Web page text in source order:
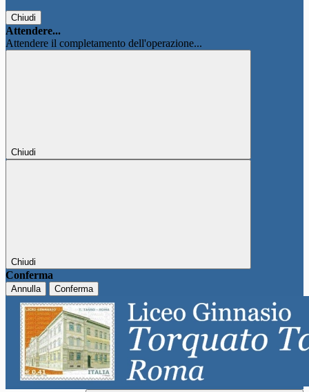
Chiudi
Attendere...
Attendere il completamento dell'operazione...
Chiudi
Chiudi
Conferma
Annulla Conferma